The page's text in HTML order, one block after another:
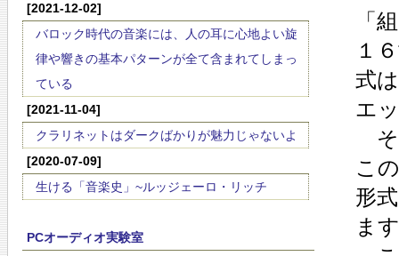
[2021-12-02]
バロック時代の音楽には、人の耳に心地よい旋
律や響きの基本パターンが全て含まれてしまっ
ている
[2021-11-04]
クラリネットはダークばかりが魅力じゃないよ
[2020-07-09]
生ける「音楽史」~ルッジェーロ・リッチ
PCオーディオ実験室
「
１
式
エ
そ
こ
形
ま